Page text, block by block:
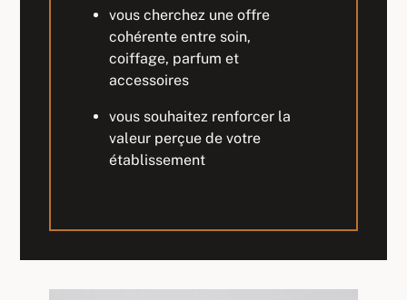
vous cherchez une offre
cohérente entre soin,
coiffage, parfum et
accessoires
vous souhaitez renforcer la
valeur perçue de votre
établissement